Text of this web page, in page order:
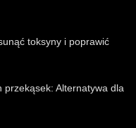
toksyny i poprawić
Alternatywa dla